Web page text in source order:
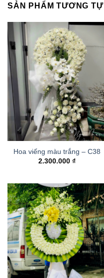
SẢN PHẨM TƯƠNG TỰ
Hoa viếng màu trắng – C38
2.300.000 ₫